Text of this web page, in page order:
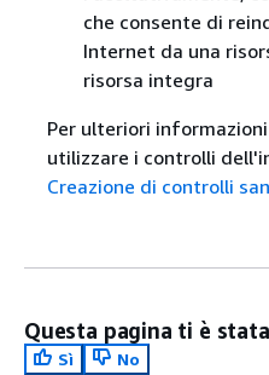
che consente di
Internet da una
risorsa integra
Per ulteriori
utilizzare i controlli
Creazione di controlli
Questa pagina ti è
Sì
No